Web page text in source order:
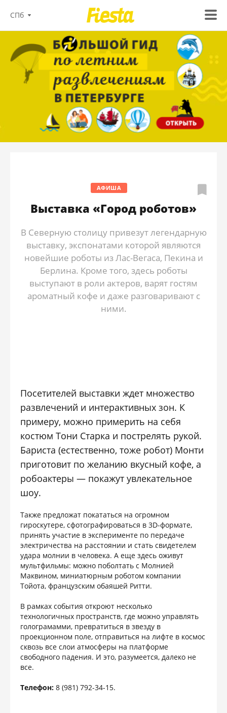
СПб
АФИША
Выставка «Город роботов»
В Северную столицу привезут легендарную
выставку, экспонатами которой являются
новейшие роботы из Лас-Вегаса, Пекина и
Берлина. Кроме того, здесь роботы
выступают в роли актеров, варят гостям
ароматный кофе и даже разговаривают с
ними.
Посетителей выставки ждет множество
развлечений и интерактивных зон. К
примеру, можно примерить на себя
костюм Тони Старка и пострелять рукой.
Бариста (естественно, тоже робот) Монти
приготовит по желанию вкусный кофе, а
робоактеры — покажут увлекательное
шоу.
Также предложат покататься на огромном
гироскутере, сфотографироваться в 3D-формате,
принять участие в эксперименте по передаче
электричества на расстоянии и стать свидетелем
удара молнии в человека. А еще здесь оживут
мультфильмы: можно поболтать с Молнией
Маквином, миниатюрным роботом компании
Тойота, французским обаяшей Ритти.
В рамках события откроют несколько
технологичных пространств, где можно управлять
голограмамми, превратиться в звезду в
проекционном поле, отправиться на лифте в космос
сквозь все слои атмосферы на платформе
свободного падения. И это, разумеется, далеко не
все.
Телефон:8 (981) 792-34-15.